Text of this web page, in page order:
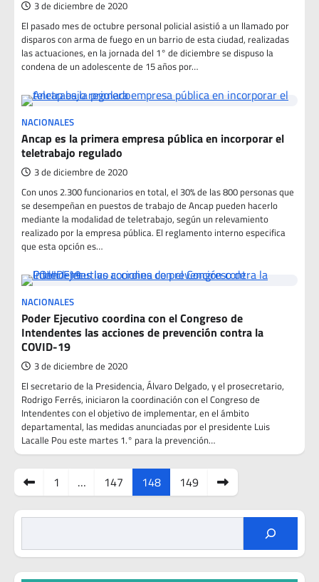
3 de diciembre de 2020
El pasado mes de octubre personal policial asistió a un llamado por
disparos con arma de fuego en un barrio de esta ciudad, realizadas
las actuaciones, en la jornada del 1° de diciembre se dispuso la
condena de un adolescente de 15 años por…
NACIONALES
Ancap es la primera empresa pública en incorporar el
teletrabajo regulado
3 de diciembre de 2020
Con unos 2.300 funcionarios en total, el 30% de las 800 personas que
se desempeñan en puestos de trabajo de Ancap pueden hacerlo
mediante la modalidad de teletrabajo, según un relevamiento
realizado por la empresa pública. El reglamento interno especifica
que esta opción es…
NACIONALES
Poder Ejecutivo coordina con el Congreso de
Intendentes las acciones de prevención contra la
COVID-19
3 de diciembre de 2020
El secretario de la Presidencia, Álvaro Delgado, y el prosecretario,
Rodrigo Ferrés, iniciaron la coordinación con el Congreso de
Intendentes con el objetivo de implementar, en el ámbito
departamental, las medidas anunciadas por el presidente Luis
Lacalle Pou este martes 1.° para la prevención…
Paginación
de
entradas
1 … 147 148 149